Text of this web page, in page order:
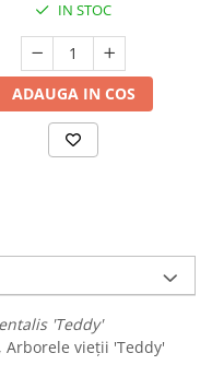
IN STOC
ADAUGA IN COS
'Teddy'
Arborele vieții 'Teddy'